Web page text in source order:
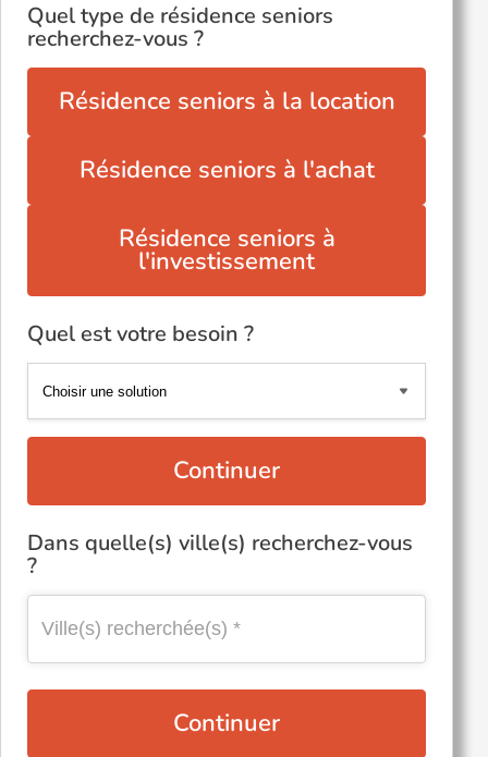
Quel type de résidence seniors
recherchez-vous ?
Résidence seniors à la location
Résidence seniors à l'achat
Résidence seniors à
l'investissement
Quel est votre besoin ?
Continuer
Dans quelle(s) ville(s) recherchez-vous
?
Continuer